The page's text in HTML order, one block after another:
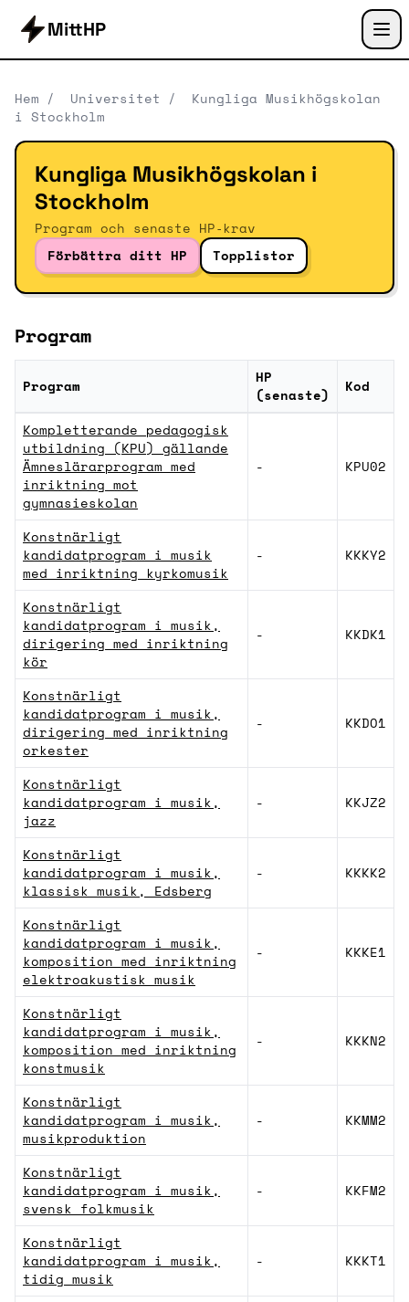
MittHP
Hem / Universitet /
Kungliga Musikhögskolan
i Stockholm
Kungliga Musikhögskolan i
Stockholm
Program och senaste HP‑krav
Förbättra ditt HP
Topplistor
Program
Program
HP
(senaste)
Kod
Kompletterande pedagogisk
utbildning (KPU) gällande
Ämneslärarprogram med
inriktning mot
gymnasieskolan
- KPU02
Konstnärligt
kandidatprogram i musik
med inriktning kyrkomusik
- KKKY2
Konstnärligt
kandidatprogram i musik,
dirigering med inriktning
kör
- KKDK1
Konstnärligt
kandidatprogram i musik,
dirigering med inriktning
orkester
- KKDO1
Konstnärligt
kandidatprogram i musik,
jazz
- KKJZ2
Konstnärligt
kandidatprogram i musik,
klassisk musik, Edsberg
- KKKK2
Konstnärligt
kandidatprogram i musik,
komposition med inriktning
elektroakustisk musik
- KKKE1
Konstnärligt
kandidatprogram i musik,
komposition med inriktning
konstmusik
- KKKN2
Konstnärligt
kandidatprogram i musik,
musikproduktion
- KKMM2
Konstnärligt
kandidatprogram i musik,
svensk folkmusik
- KKFM2
Konstnärligt
kandidatprogram i musik,
tidig musik
- KKKT1